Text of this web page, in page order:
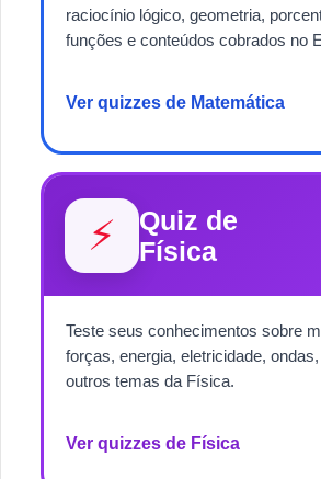
raciocínio lógico, geometria,
funções e conteúdos cobrados no
Ver quizzes de Matemática
⚡
Quiz de
Física
Teste seus conhecimentos sobre
forças, energia, eletricidade,
outros temas da Física.
Ver quizzes de Física